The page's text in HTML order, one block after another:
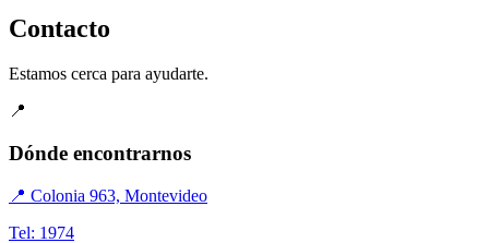
Contacto
Estamos cerca para ayudarte.
📍
Dónde encontrarnos
📍 Colonia 963, Montevideo
Tel: 1974